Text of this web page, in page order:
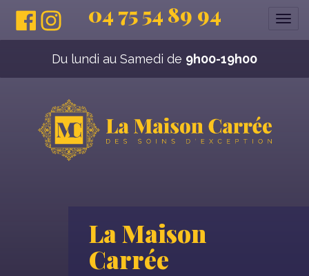
La Maison
Carrée
la
04 75 54 89 94
Du lundi au Samedi de 9h00-19h00